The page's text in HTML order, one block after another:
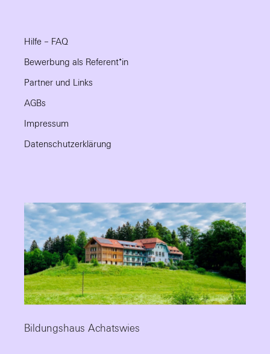
Hilfe – FAQ
Bewerbung als Referent*in
Partner und Links
AGBs
Impressum
Datenschutzerklärung
Bildungshaus Achatswies